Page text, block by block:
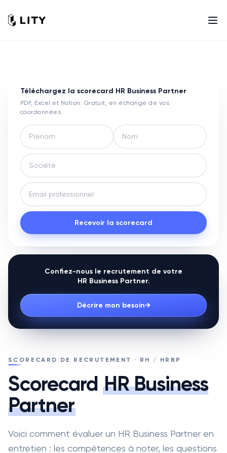
SCORECARD DE RECRUTEMENT · RH / HRBP
Scorecard HR Business
Partner
Voici comment évaluer un HR Business Partner en
entretien : les compétences à noter, les questions
Téléchargez la scorecard HR Business Partner
PDF, Excel et Notion. Gratuit, en échange de vos
coordonnées.
Recevoir la scorecard
Confiez-nous le recrutement de votre
HR Business Partner.
Décrire mon besoin→